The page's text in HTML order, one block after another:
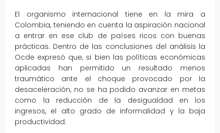
El organismo internacional tiene en la mira a
Colombia, teniendo en cuenta la aspiración nacional
a entrar en ese club de países ricos con buenas
prácticas. Dentro de las conclusiones del análisis la
Ocde expresó que, si bien las políticas económicas
aplicadas han permitido un resultado menos
traumático ante el choque provocado por la
desaceleración, no se ha podido avanzar en metas
como la reducción de la desigualdad en los
ingresos, el alto grado de informalidad y la baja
productividad.